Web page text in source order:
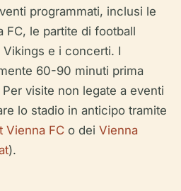
programmati, inclusi le
FC, le partite di football
e i concerti. I
60-90 minuti prima
visite non legate a eventi
lo stadio in anticipo tramite
Vienna FC o dei Vienna
).